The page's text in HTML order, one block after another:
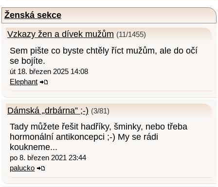
Ženská sekce
Vzkazy žen a dívek mužům (11/1455)
Sem pište co byste chtěly říct mužům, ale do očí
se bojíte.
út 18. březen 2025 14:08
Elephant
Dámská „drbárna” ;-) (3/81)
Tady můžete řešit hadříky, šminky, nebo třeba
hormonální antikoncepci ;-) My se rádi
koukneme...
po 8. březen 2021 23:44
palucko